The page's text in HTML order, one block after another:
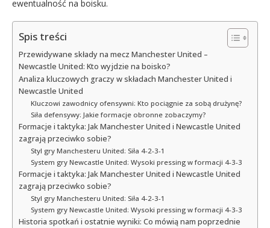
ewentualność na boisku.
Spis treści
Przewidywane składy na mecz Manchester United –
Newcastle United: Kto wyjdzie na boisko?
Analiza kluczowych graczy w składach Manchester United i
Newcastle United
Kluczowi zawodnicy ofensywni: Kto pociągnie za sobą drużynę?
Siła defensywy: Jakie formacje obronne zobaczymy?
Formacje i taktyka: Jak Manchester United i Newcastle United
zagrają przeciwko sobie?
Styl gry Manchesteru United: Siła 4-2-3-1
System gry Newcastle United: Wysoki pressing w formacji 4-3-3
Formacje i taktyka: Jak Manchester United i Newcastle United
zagrają przeciwko sobie?
Styl gry Manchesteru United: Siła 4-2-3-1
System gry Newcastle United: Wysoki pressing w formacji 4-3-3
Historia spotkań i ostatnie wyniki: Co mówią nam poprzednie